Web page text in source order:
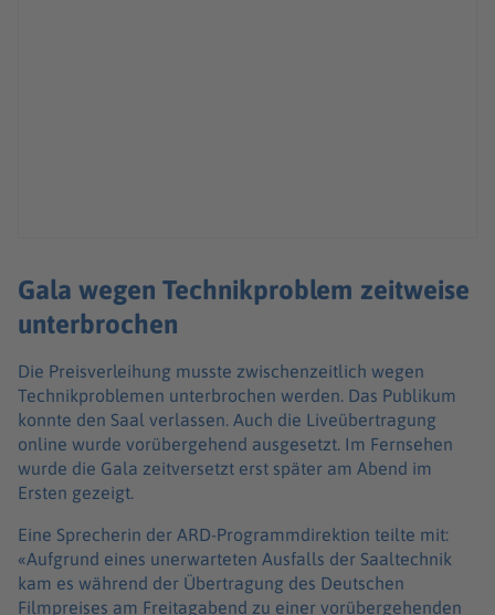
Gala wegen Technikproblem zeitweise
unterbrochen
Die Preisverleihung musste zwischenzeitlich wegen
Technikproblemen unterbrochen werden. Das Publikum
konnte den Saal verlassen. Auch die Liveübertragung
online wurde vorübergehend ausgesetzt. Im Fernsehen
wurde die Gala zeitversetzt erst später am Abend im
Ersten gezeigt.
Eine Sprecherin der ARD-Programmdirektion teilte mit:
«Aufgrund eines unerwarteten Ausfalls der Saaltechnik
kam es während der Übertragung des Deutschen
Filmpreises am Freitagabend zu einer vorübergehenden